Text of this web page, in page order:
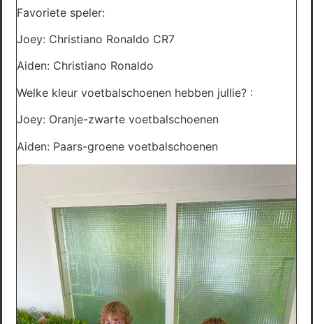
Favoriete speler:
Joey: Christiano Ronaldo CR7
Aiden: Christiano Ronaldo
Welke kleur voetbalschoenen hebben jullie? :
Joey: Oranje-zwarte voetbalschoenen
Aiden: Paars-groene voetbalschoenen